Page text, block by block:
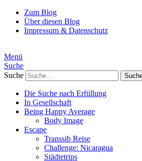
Zum Blog
Über diesen Blog
Impressum & Datenschutz
Menü
Suche
Suche
Die Suche nach Erfüllung
In Gesellschaft
Being Happy Average
Body Image
Escape
Transsib Reise
Challenge: Nicaragua
Städtetrips